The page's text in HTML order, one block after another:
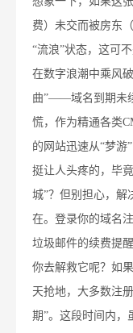
费）未交而被房东
“流浪”状态，这可
在数字浪潮中乘风
曲”——域名到期未
慌，作为精通各类
的网站迅速从“梦游
挺让人头疼的，毕
城”？但别担心，解
在。登录你的域名
垃圾邮件的续费提
你去解救它呢？如
天抢地，大多数注
期”。这段时间内，